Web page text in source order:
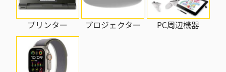
プリンター プロジェクター PC周辺機器